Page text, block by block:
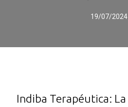
19/07/2024
Indiba Terapéutica: